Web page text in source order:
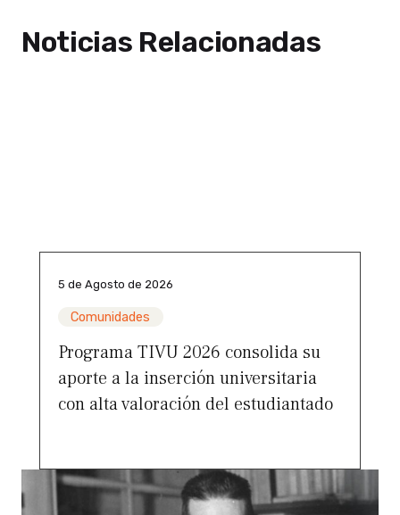
Noticias Relacionadas
5 de Agosto de 2026
Comunidades
Programa TIVU 2026 consolida su
aporte a la inserción universitaria
con alta valoración del estudiantado